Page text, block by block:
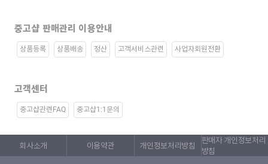
중고샵 판매관리 이용안내
상품등록 상품배송 정산 고객서비스관련 사업자회원전환
고객센터
중고샵관련FAQ 중고샵1:1문의
회사소개 이용약관 개인정보처리방침
판매자 개인정보처리
방침